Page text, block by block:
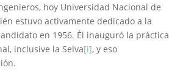
hoy Universidad Nacional de
estuvo activamente dedicado a la
en 1956. Él inauguró la práctica
inclusive la Selva[i], y eso